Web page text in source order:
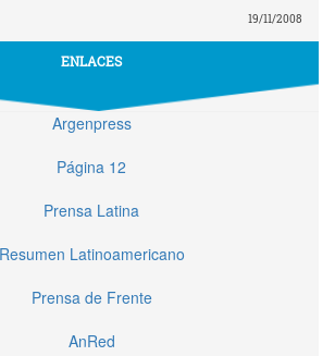
19/11/2008
ENLACES
Argenpress
Página 12
Prensa Latina
Resumen Latinoamericano
Prensa de Frente
AnRed